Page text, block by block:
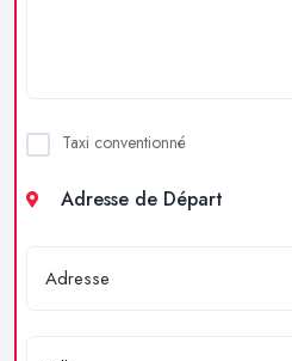
Taxi conventionné
Adresse de Départ